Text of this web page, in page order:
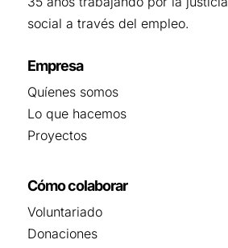
social a través del empleo.
Empresa
Quíenes somos
Lo que hacemos
Proyectos
Cómo colaborar
Voluntariado
Donaciones